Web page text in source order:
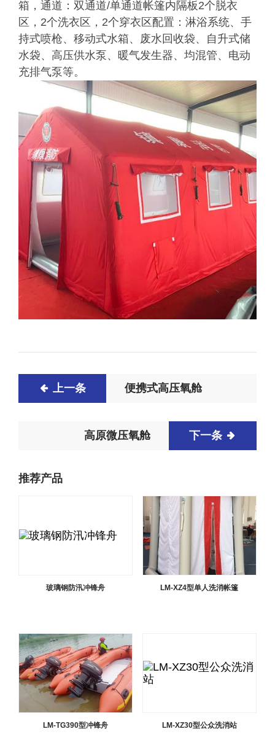
箱，通道：双通道/单通道帐篷内隔板2个脱衣
区，2个洗衣区，2个穿衣区配置：淋浴系统、手
持式喷枪、移动式水箱、废水回收袋、自升式储
水袋、高压供水泵、暖气发生器、均混管、电动
充排气泵等。
上一条 便携式高压氧舱
下一条
高原微压氧舱
推荐产品
玻璃钢防汛冲锋舟 LM-XZ4型单人洗消帐篷
LM-TG390型冲锋舟 LM-XZ30型公众洗消站